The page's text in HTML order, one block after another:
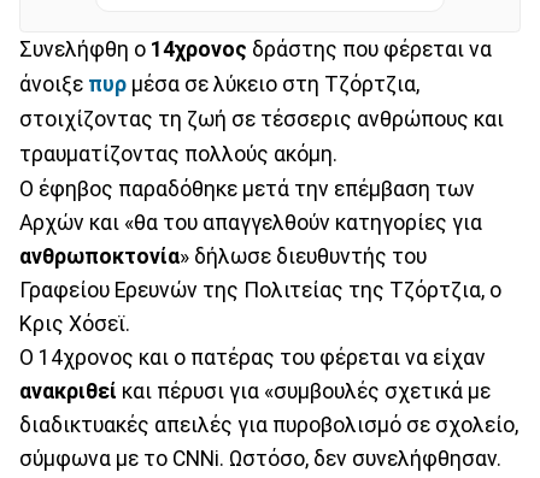
Συνελήφθη ο 14χρονος δράστης που φέρεται να
άνοιξε πυρ μέσα σε λύκειο στη Τζόρτζια,
στοιχίζοντας τη ζωή σε τέσσερις ανθρώπους και
τραυματίζοντας πολλούς ακόμη.
Ο έφηβος παραδόθηκε μετά την επέμβαση των
Αρχών και «θα του απαγγελθούν κατηγορίες για
ανθρωποκτονία» δήλωσε διευθυντής του
Γραφείου Ερευνών της Πολιτείας της Τζόρτζια, ο
Κρις Χόσεϊ.
Ο 14χρονος και ο πατέρας του φέρεται να είχαν
ανακριθεί και πέρυσι για «συμβουλές σχετικά με
διαδικτυακές απειλές για πυροβολισμό σε σχολείο,
σύμφωνα με το CNNi. Ωστόσο, δεν συνελήφθησαν.